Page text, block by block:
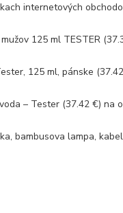
internetových
125 ml TESTER
125 ml, pánske
– Tester (37.42 €) na
bambusova lampa,